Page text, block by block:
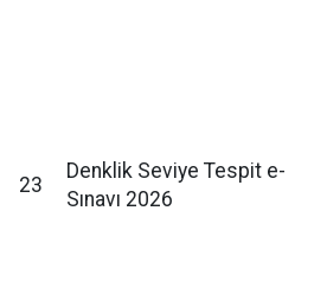
23
Denklik Seviye Tespit e-
Sınavı 2026